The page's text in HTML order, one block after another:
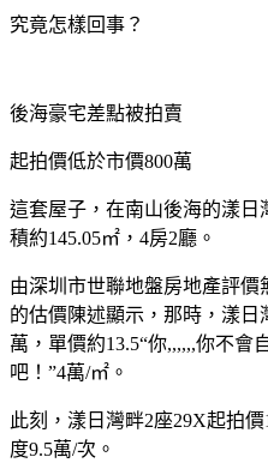
究竟怎樣回事？
後海豪宅差點被拍賣
起拍價低於市價800萬
這套屋子，在南山後海的漾日
積約145.05㎡，4房2廳。
由深圳市世聯地盤房地產評價
的估價陳述顯示，那時，漾日
萬，單價約13.5“你,,,,,,你不會
吧！”4萬/㎡。
此刻，漾日灣畔2座29X起拍
度9.5萬/次。